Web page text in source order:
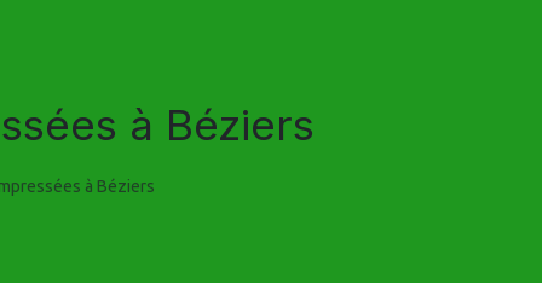
à Béziers
à Béziers